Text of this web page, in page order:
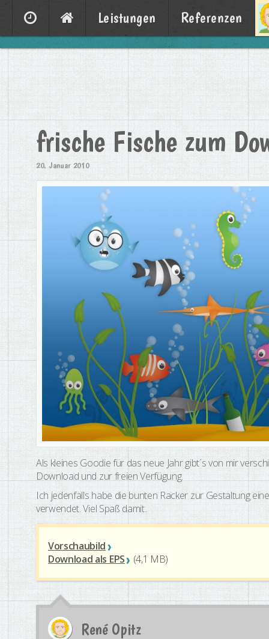
Leistungen Referenzen
frische Fische zum
20. Januar 2010
Als kleines Goodie für das neue Jahr gibt´s von mir
Download und zur freien Verfügung.
Ich jedenfalls habe die bunten Racker zur Gestaltung
verwendet. Viel Spaß damit..
Vorschaubild
Download als EPS
(4,1 MB)
René Opitz